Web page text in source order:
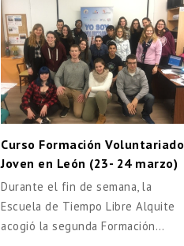
Curso Formación Voluntariado
Joven en León (23- 24 marzo)
Durante el fin de semana, la
Escuela de Tiempo Libre Alquite
acogió la segunda Formación…